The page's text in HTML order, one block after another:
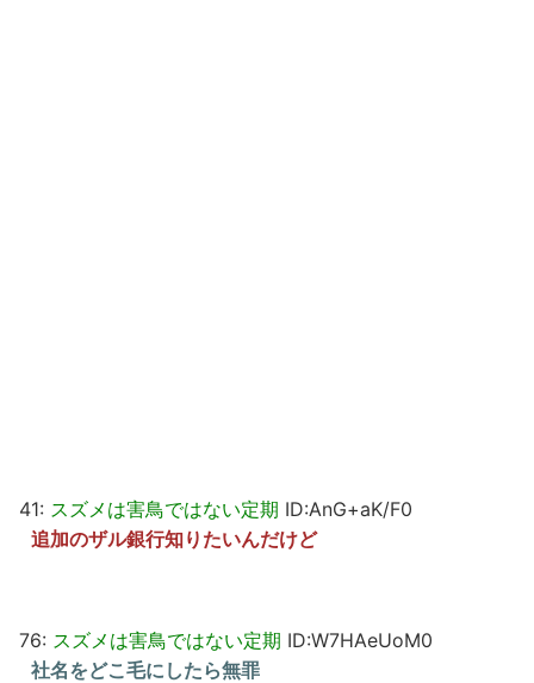
41: スズメは害鳥ではない定期 ID:AnG+aK/F0
追加のザル銀行知りたいんだけど
76: スズメは害鳥ではない定期 ID:W7HAeUoM0
社名をどこ毛にしたら無罪